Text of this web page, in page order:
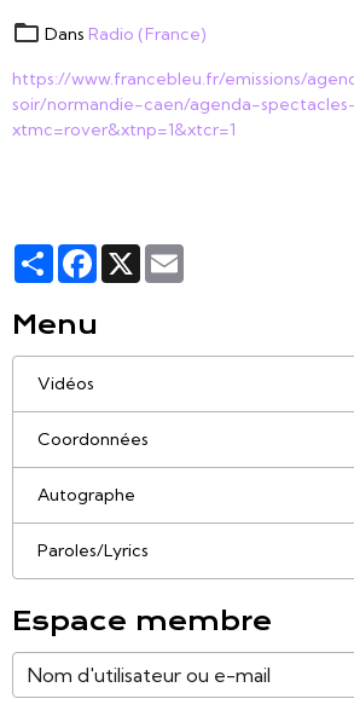
Dans Radio (France)
https://www.francebleu.fr/emissions/
soir/normandie-caen/agenda-
xtmc=rover&xtnp=1&xtcr=1
PartagerFacebook
X
Menu
Vidéos
Coordonnées
Autographe
Paroles/Lyrics
Espace membre